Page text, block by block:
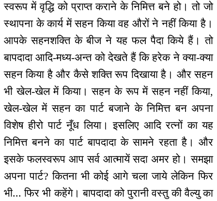
स्वरूप में वृद्धि को प्राप्त कराने के निमित्त बने हो। तो जो
स्थापना के कार्य में सहन किया वह औरों ने नहीं किया है।
आपके सहनशक्ति के बीज ने यह फल पैदा किये हैं। तो
बापदादा आदि-मध्य-अन्त को देखते हैं कि हरेक ने क्या-क्या
सहन किया है और कैसे शक्ति रूप दिखाया है। और सहन
भी खेल-खेल में किया। सहन के रूप में सहन नहीं किया,
खेल-खेल में सहन का पार्ट बजाने के निमित्त बन अपना
विशेष हीरो पार्ट नूँध लिया। इसलिए आदि रत्नों का यह
निमित्त बनने का पार्ट बापदादा के सामने रहता है। और
इसके फलस्वरूप आप सर्व आत्मायें सदा अमर हो। समझा
अपना पार्ट? कितना भी कोई आगे चला जाये लेकिन फिर
भी... फिर भी कहेंगे। बापदादा को पुरानी वस्तु की वैल्यु का